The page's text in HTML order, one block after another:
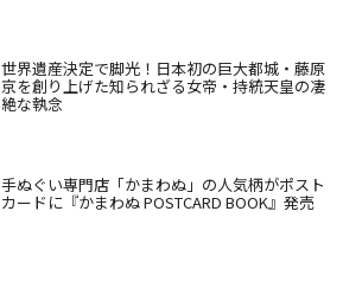
世界遺産決定で脚光！日本初の巨大都城・藤原
京を創り上げた知られざる女帝・持統天皇の凄
絶な執念
手ぬぐい専門店「かまわぬ」の人気柄がポスト
カードに『かまわぬ POSTCARD BOOK』発売